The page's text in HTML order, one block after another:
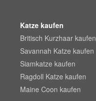
Katze kaufen
Britisch Kurzhaar kaufen
Savannah Katze kaufen
Siamkatze kaufen
Ragdoll Katze kaufen
Maine Coon kaufen